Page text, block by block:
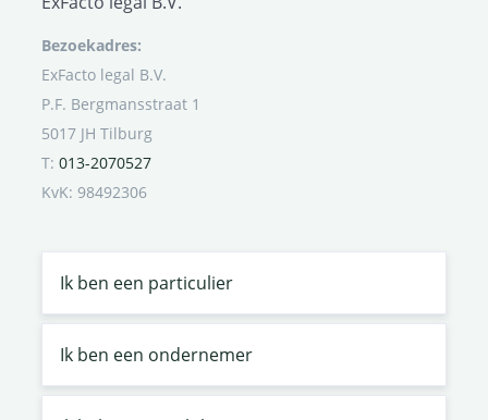
Bezoekadres:
ExFacto legal B.V.
P.F. Bergmansstraat 1
5017 JH Tilburg
T: 013-2070527
KvK: 98492306
Ik ben een particulier
Ik ben een ondernemer